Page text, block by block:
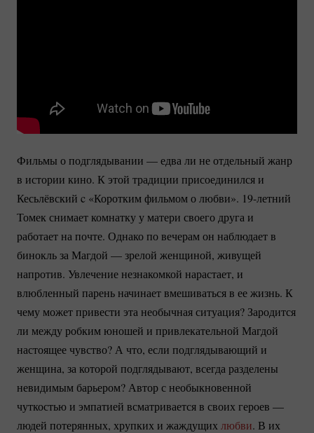
Фильмы о подглядывании — едва ли не отдельный жанр
в истории кино. К этой традиции присоединился и
Кесьлёвский c «Коротким фильмом о любви». 19-летний
Томек снимает комнатку у матери своего друга и
работает на почте. Однако по вечерам он наблюдает в
бинокль за Магдой — зрелой женщиной, живущей
напротив. Увлечение незнакомкой нарастает, и
влюбленный парень начинает вмешиваться в ее жизнь. К
чему может привести эта необычная ситуация? Зародится
ли между робким юношей и привлекательной Магдой
настоящее чувство? А что, если подглядывающий и
женщина, за которой подглядывают, всегда разделены
невидимым барьером? Автор с необыкновенной
чуткостью и эмпатией всматривается в своих героев —
людей потерянных, хрупких и жаждущих любви. В их